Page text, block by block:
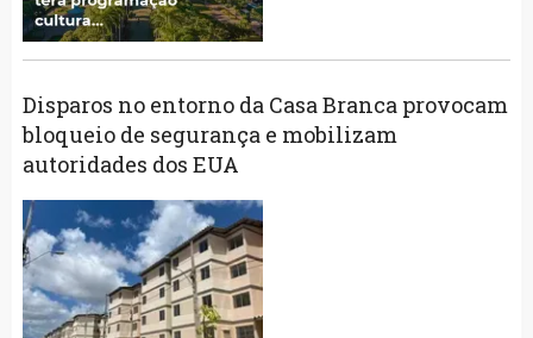
Disparos no entorno da Casa Branca provocam
bloqueio de segurança e mobilizam
autoridades dos EUA